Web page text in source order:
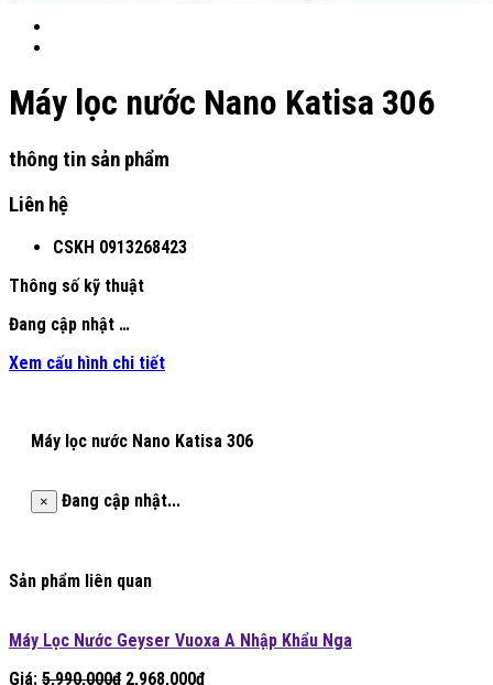
Máy lọc nước Nano Katisa 306
thông tin sản phẩm
Liên hệ
CSKH 0913268423
Thông số kỹ thuật
Đang cập nhật …
Xem cấu hình chi tiết
Máy lọc nước Nano Katisa 306
× Đang cập nhật...
Sản phẩm liên quan
Máy Lọc Nước Geyser Vuoxa A Nhập Khẩu Nga
Giá: 5,990,000₫ Giá
2,968,000₫Giá